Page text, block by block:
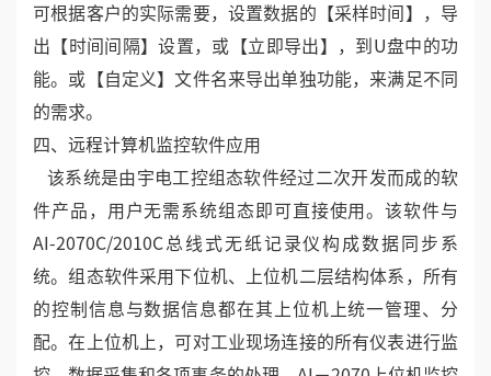
数据。数据可通过U盘复制到PC上用CSV的Excel数据文
件，数据报表是按年/月/日/小时来保存数据源文件。在
计算机上直接用Excel报表打开查看。
【数据导出】AIMINI-DCS超小型集散温湿度监控系统
可根据客户的实际需要，设置数据的【采样时间】，导
出【时间间隔】设置，或【立即导出】，到U盘中的功
能。或【自定义】文件名来导出单独功能，来满足不同
的需求。
四、远程计算机监控软件应用
该系统是由宇电工控组态软件经过二次开发而成的软
件产品，用户无需系统组态即可直接使用。该软件与